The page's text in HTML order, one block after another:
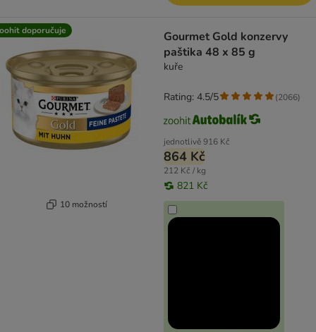
doporučuje
10 možností
Gourmet Gold konzervy
paštika 48 x 85 g
kuře
jednotlivě916 Kč
864 Kč
212 Kč / kg
821 Kč
Rating: 4.5/5 (2066)